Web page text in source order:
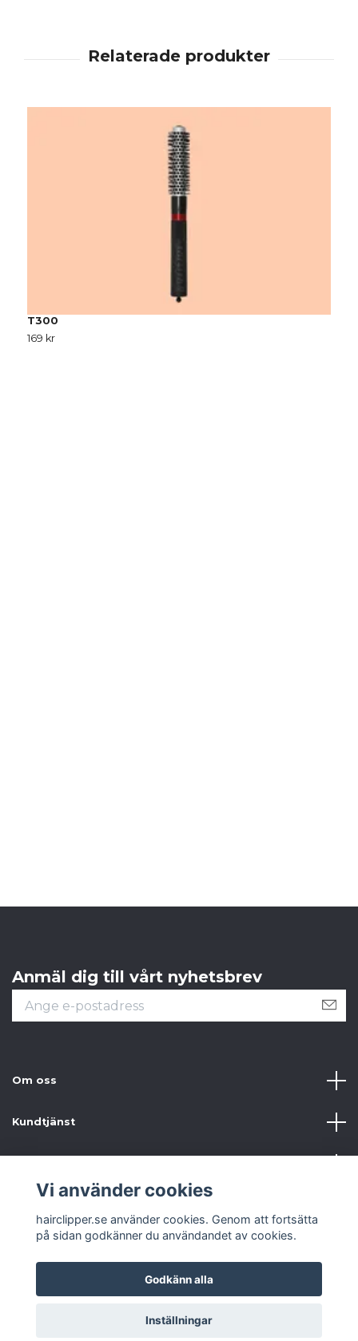
T300
169 kr
Anmäl dig till vårt nyhetsbrev
Om oss
Kundtjänst
© 2026 hairclipper.se
Vi använder cookies
hairclipper.se använder cookies. Genom att fortsätta
på sidan godkänner du användandet av cookies.
Godkänn alla
Inställningar